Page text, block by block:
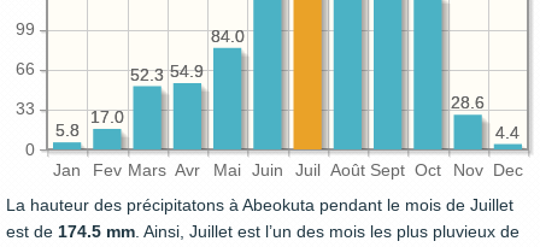
Jan Fev Mars Avr Mai Juin Juil Août Sept Oct Nov Dec
0
33
66
99
4.4
28.6
84.0
54.9
52.3
17.0
5.8 4.4
28.6
84.0
54.9
52.3
17.0
5.8
La hauteur des précipitatons à Abeokuta pendant le mois de Juillet
est de 174.5 mm . Ainsi, Juillet est l’un des mois les plus pluvieux de